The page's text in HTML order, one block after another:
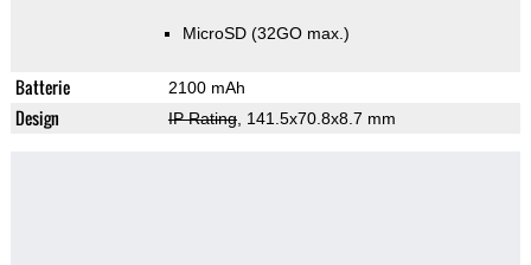
MicroSD (32GO max.)
Batterie 2100 mAh
Design IP Rating, 141.5x70.8x8.7 mm